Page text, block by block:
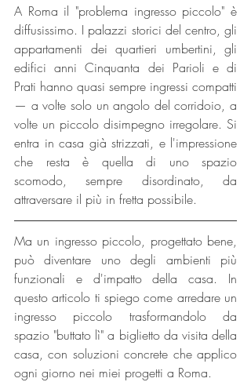
A Roma il "problema ingresso piccolo" è
diffusissimo. I palazzi storici del centro, gli
appartamenti dei quartieri umbertini, gli
edifici anni Cinquanta dei Parioli e di
Prati hanno quasi sempre ingressi compatti
— a volte solo un angolo del corridoio, a
volte un piccolo disimpegno irregolare. Si
entra in casa già strizzati, e l'impressione
che resta è quella di uno spazio
scomodo, sempre disordinato, da
attraversare il più in fretta possibile.
Ma un ingresso piccolo, progettato bene,
può diventare uno degli ambienti più
funzionali e d'impatto della casa. In
questo articolo ti spiego come arredare un
ingresso piccolo trasformandolo da
spazio "buttato lì" a biglietto da visita della
casa, con soluzioni concrete che applico
ogni giorno nei miei progetti a Roma.